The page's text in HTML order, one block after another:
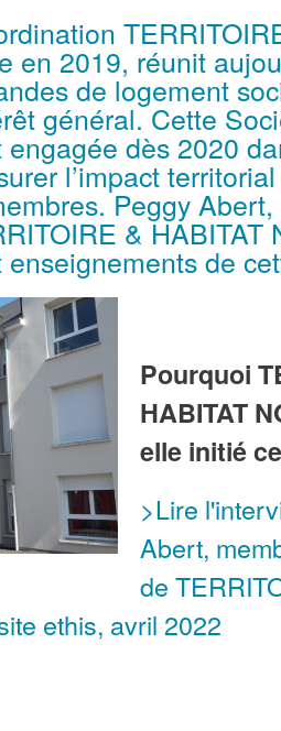
en 2019, réunit
de logement
général. Cette
engagée dès 2020
l’impact
Peggy
& HABITAT
de
Pourquoi
HABITAT
elle initié
>Lire
Abert,
de
ethis, avril 2022